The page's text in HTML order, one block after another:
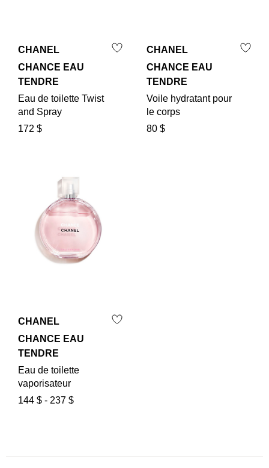
CHANEL
CHANCE EAU
TENDRE
Eau de toilette Twist
and Spray
172 $
CHANEL
CHANCE EAU
TENDRE
Voile hydratant pour
le corps
80 $
CHANEL
CHANCE EAU
TENDRE
Eau de toilette
vaporisateur
144 $ - 237 $